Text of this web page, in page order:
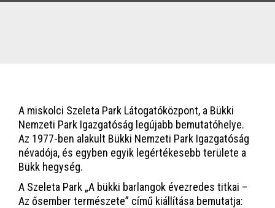
A miskolci Szeleta Park Látogatóközpont, a Bükki
Nemzeti Park Igazgatóság legújabb bemutatóhelye.
Az 1977-ben alakult Bükki Nemzeti Park Igazgatóság
névadója, és egyben egyik legértékesebb területe a
Bükk hegység.
A Szeleta Park „A bükki barlangok évezredes titkai –
Az ősember természete” című kiállítása bemutatja: